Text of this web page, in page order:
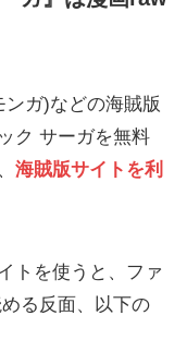
ガ)などの海賊版
ク サーガを無料
海賊版サイトを利
トを使うと、ファ
る反面、以下の